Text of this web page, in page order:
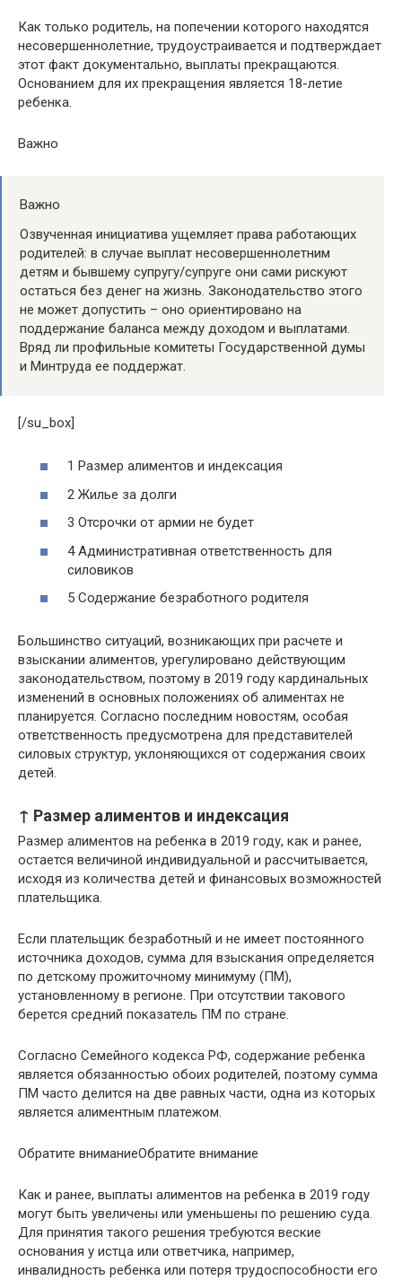
Как только родитель, на попечении которого находятся
несовершеннолетние, трудоустраивается и подтверждает
этот факт документально, выплаты прекращаются.
Основанием для их прекращения является 18-летие
ребенка.
Важно
Важно
Озвученная инициатива ущемляет права работающих
родителей: в случае выплат несовершеннолетним
детям и бывшему супругу/супруге они сами рискуют
остаться без денег на жизнь. Законодательство этого
не может допустить – оно ориентировано на
поддержание баланса между доходом и выплатами.
Вряд ли профильные комитеты Государственной думы
и Минтруда ее поддержат.
[/su_box]
1 Размер алиментов и индексация
2 Жилье за долги
3 Отсрочки от армии не будет
4 Административная ответственность для
силовиков
5 Содержание безработного родителя
Большинство ситуаций, возникающих при расчете и
взыскании алиментов, урегулировано действующим
законодательством, поэтому в 2019 году кардинальных
изменений в основных положениях об алиментах не
планируется. Согласно последним новостям, особая
ответственность предусмотрена для представителей
силовых структур, уклоняющихся от содержания своих
детей.
↑ Размер алиментов и индексация
Размер алиментов на ребенка в 2019 году, как и ранее,
остается величиной индивидуальной и рассчитывается,
исходя из количества детей и финансовых возможностей
плательщика.
Если плательщик безработный и не имеет постоянного
источника доходов, сумма для взыскания определяется
по детскому прожиточному минимуму (ПМ),
установленному в регионе. При отсутствии такового
берется средний показатель ПМ по стране.
Согласно Семейного кодекса РФ, содержание ребенка
является обязанностью обоих родителей, поэтому сумма
ПМ часто делится на две равных части, одна из которых
является алиментным платежом.
Обратите вниманиеОбратите внимание
Как и ранее, выплаты алиментов на ребенка в 2019 году
могут быть увеличены или уменьшены по решению суда.
Для принятия такого решения требуются веские
основания у истца или ответчика, например,
инвалидность ребенка или потеря трудоспособности его